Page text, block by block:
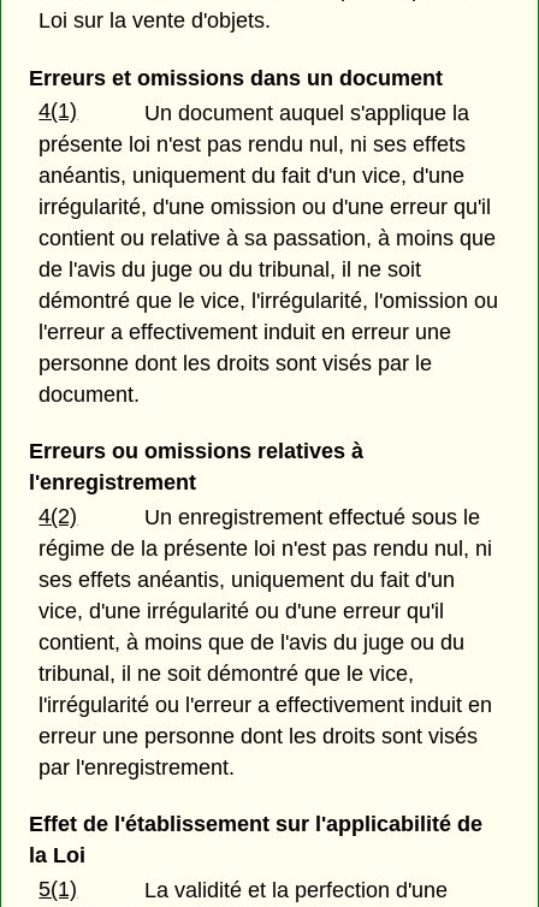
Loi sur la vente d'objets.
Erreurs et omissions dans un document
4(1)
Un document auquel s'applique la
présente loi n'est pas rendu nul, ni ses effets
anéantis, uniquement du fait d'un vice, d'une
irrégularité, d'une omission ou d'une erreur qu'il
contient ou relative à sa passation, à moins que
de l'avis du juge ou du tribunal, il ne soit
démontré que le vice, l'irrégularité, l'omission ou
l'erreur a effectivement induit en erreur une
personne dont les droits sont visés par le
document.
Erreurs ou omissions relatives à
l'enregistrement
4(2)
Un enregistrement effectué sous le
régime de la présente loi n'est pas rendu nul, ni
ses effets anéantis, uniquement du fait d'un
vice, d'une irrégularité ou d'une erreur qu'il
contient, à moins que de l'avis du juge ou du
tribunal, il ne soit démontré que le vice,
l'irrégularité ou l'erreur a effectivement induit en
erreur une personne dont les droits sont visés
par l'enregistrement.
Effet de l'établissement sur l'applicabilité de
la Loi
5(1)
La validité et la perfection d'une